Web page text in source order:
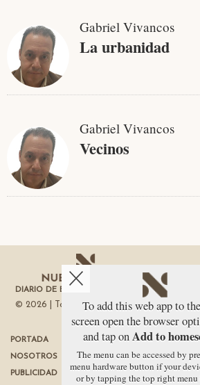
Gabriel Vivancos
La urbanidad
Gabriel Vivancos
Vecinos
DIARIO DE ECONOMÍA DE LA REGIÓN DE
© 2026 | Todos los derechos reservados
PORTADA
NOSOTROS
PUBLICIDAD
TÉRMINOS DE
PROTECCIÓN
POLÍTICA DE
To add this web app to
screen open the browser
and tap onAdd to
The menu can be accessed by
menu hardware button if your
or by tapping the top right
Aviso sobre el Uso de
Utilizamos cookies nuestras y
funcionamiento del digital.
cookies y como desconectarlas.
Privacidad y Cookies